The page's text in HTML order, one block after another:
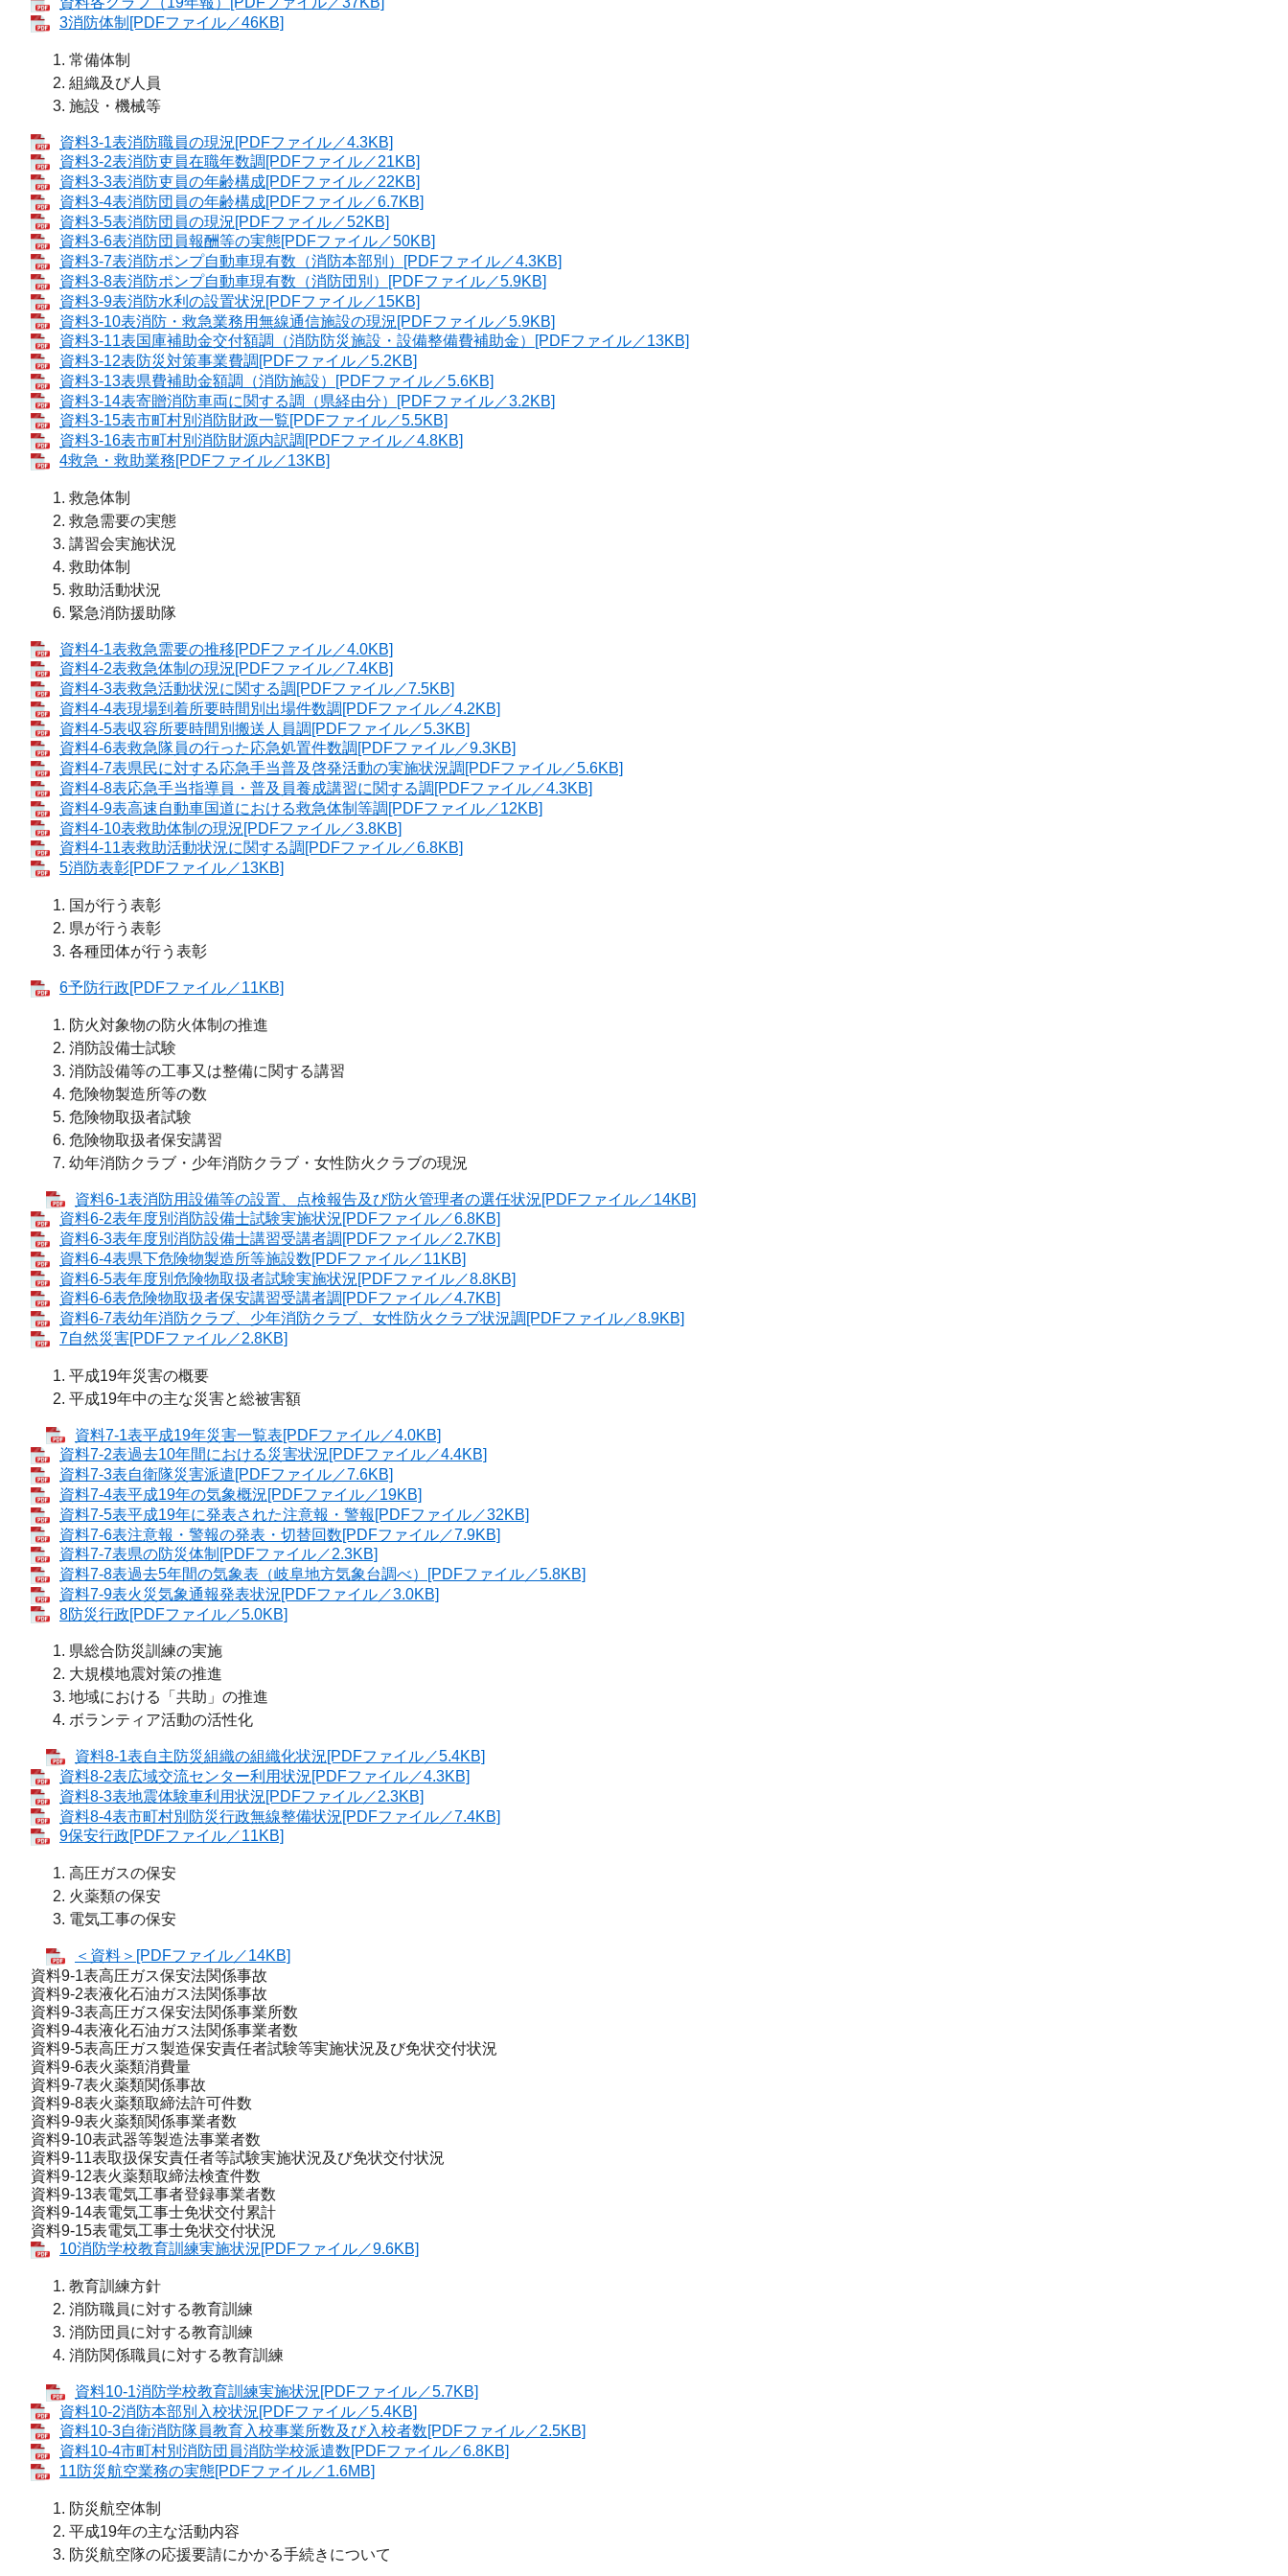
3消防体制[PDFファイル／46KB]
常備体制
組織及び人員
施設・機械等
資料3-1表消防職員の現況[PDFファイル／4.3KB]
資料3-2表消防吏員在職年数調[PDFファイル／21KB]
資料3-3表消防吏員の年齢構成[PDFファイル／22KB]
資料3-4表消防団員の年齢構成[PDFファイル／6.7KB]
資料3-5表消防団員の現況[PDFファイル／52KB]
資料3-6表消防団員報酬等の実態[PDFファイル／50KB]
資料3-7表消防ポンプ自動車現有数（消防本部別）[PDFファイル／4.3KB]
資料3-8表消防ポンプ自動車現有数（消防団別）[PDFファイル／5.9KB]
資料3-9表消防水利の設置状況[PDFファイル／15KB]
資料3-10表消防・救急業務用無線通信施設の現況[PDFファイル／5.9KB]
資料3-11表国庫補助金交付額調（消防防災施設・設備整備費補助金）[PDFファイル／13KB]
資料3-12表防災対策事業費調[PDFファイル／5.2KB]
資料3-13表県費補助金額調（消防施設）[PDFファイル／5.6KB]
資料3-14表寄贈消防車両に関する調（県経由分）[PDFファイル／3.2KB]
資料3-15表市町村別消防財政一覧[PDFファイル／5.5KB]
資料3-16表市町村別消防財源内訳調[PDFファイル／4.8KB]
4救急・救助業務[PDFファイル／13KB]
救急体制
救急需要の実態
講習会実施状況
救助体制
救助活動状況
緊急消防援助隊
資料4-1表救急需要の推移[PDFファイル／4.0KB]
資料4-2表救急体制の現況[PDFファイル／7.4KB]
資料4-3表救急活動状況に関する調[PDFファイル／7.5KB]
資料4-4表現場到着所要時間別出場件数調[PDFファイル／4.2KB]
資料4-5表収容所要時間別搬送人員調[PDFファイル／5.3KB]
資料4-6表救急隊員の行った応急処置件数調[PDFファイル／9.3KB]
資料4-7表県民に対する応急手当普及啓発活動の実施状況調[PDFファイル／5.6KB]
資料4-8表応急手当指導員・普及員養成講習に関する調[PDFファイル／4.3KB]
資料4-9表高速自動車国道における救急体制等調[PDFファイル／12KB]
資料4-10表救助体制の現況[PDFファイル／3.8KB]
資料4-11表救助活動状況に関する調[PDFファイル／6.8KB]
5消防表彰[PDFファイル／13KB]
国が行う表彰
県が行う表彰
各種団体が行う表彰
6予防行政[PDFファイル／11KB]
防火対象物の防火体制の推進
消防設備士試験
消防設備等の工事又は整備に関する講習
危険物製造所等の数
危険物取扱者試験
危険物取扱者保安講習
幼年消防クラブ・少年消防クラブ・女性防火クラブの現況
資料6-1表消防用設備等の設置、点検報告及び防火管理者の選任状況[PDFファイル／14KB]
資料6-2表年度別消防設備士試験実施状況[PDFファイル／6.8KB]
資料6-3表年度別消防設備士講習受講者調[PDFファイル／2.7KB]
資料6-4表県下危険物製造所等施設数[PDFファイル／11KB]
資料6-5表年度別危険物取扱者試験実施状況[PDFファイル／8.8KB]
資料6-6表危険物取扱者保安講習受講者調[PDFファイル／4.7KB]
資料6-7表幼年消防クラブ、少年消防クラブ、女性防火クラブ状況調[PDFファイル／8.9KB]
7自然災害[PDFファイル／2.8KB]
平成19年災害の概要
平成19年中の主な災害と総被害額
資料7-1表平成19年災害一覧表[PDFファイル／4.0KB]
資料7-2表過去10年間における災害状況[PDFファイル／4.4KB]
資料7-3表自衛隊災害派遣[PDFファイル／7.6KB]
資料7-4表平成19年の気象概況[PDFファイル／19KB]
資料7-5表平成19年に発表された注意報・警報[PDFファイル／32KB]
資料7-6表注意報・警報の発表・切替回数[PDFファイル／7.9KB]
資料7-7表県の防災体制[PDFファイル／2.3KB]
資料7-8表過去5年間の気象表（岐阜地方気象台調べ）[PDFファイル／5.8KB]
資料7-9表火災気象通報発表状況[PDFファイル／3.0KB]
8防災行政[PDFファイル／5.0KB]
県総合防災訓練の実施
大規模地震対策の推進
地域における「共助」の推進
ボランティア活動の活性化
資料8-1表自主防災組織の組織化状況[PDFファイル／5.4KB]
資料8-2表広域交流センター利用状況[PDFファイル／4.3KB]
資料8-3表地震体験車利用状況[PDFファイル／2.3KB]
資料8-4表市町村別防災行政無線整備状況[PDFファイル／7.4KB]
9保安行政[PDFファイル／11KB]
高圧ガスの保安
火薬類の保安
電気工事の保安
＜資料＞[PDFファイル／14KB]
資料9-1表高圧ガス保安法関係事故
資料9-2表液化石油ガス法関係事故
資料9-3表高圧ガス保安法関係事業所数
資料9-4表液化石油ガス法関係事業者数
資料9-5表高圧ガス製造保安責任者試験等実施状況及び免状交付状況
資料9-6表火薬類消費量
資料9-7表火薬類関係事故
資料9-8表火薬類取締法許可件数
資料9-9表火薬類関係事業者数
資料9-10表武器等製造法事業者数
資料9-11表取扱保安責任者等試験実施状況及び免状交付状況
資料9-12表火薬類取締法検査件数
資料9-13表電気工事者登録事業者数
資料9-14表電気工事士免状交付累計
資料9-15表電気工事士免状交付状況
10消防学校教育訓練実施状況[PDFファイル／9.6KB]
教育訓練方針
消防職員に対する教育訓練
消防団員に対する教育訓練
消防関係職員に対する教育訓練
資料10-1消防学校教育訓練実施状況[PDFファイル／5.7KB]
資料10-2消防本部別入校状況[PDFファイル／5.4KB]
資料10-3自衛消防隊員教育入校事業所数及び入校者数[PDFファイル／2.5KB]
資料10-4市町村別消防団員消防学校派遣数[PDFファイル／6.8KB]
11防災航空業務の実態[PDFファイル／1.6MB]
防災航空体制
平成19年の主な活動内容
防災航空隊の応援要請にかかる手続きについて